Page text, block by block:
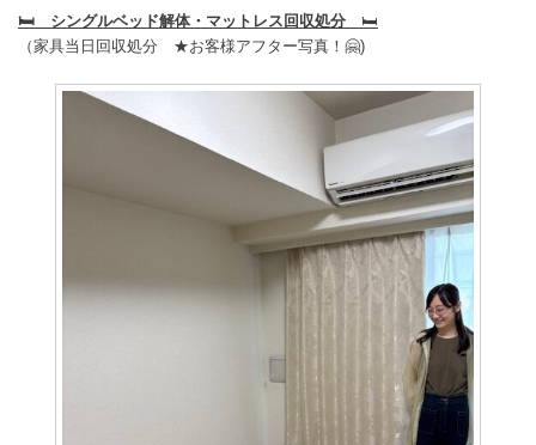
🛏️ シングルベッド解体・マットレス回収処分 🛏️
（家具当日回収処分 ★お客様アフター写真！🤗)